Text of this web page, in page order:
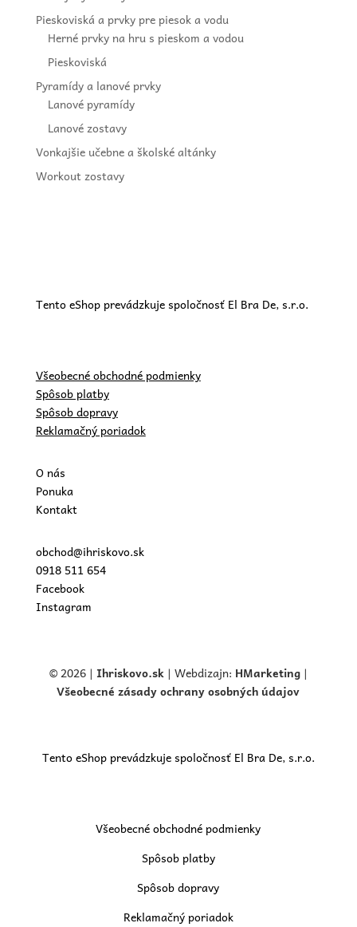
Pieskoviská a prvky pre piesok a vodu
Herné prvky na hru s pieskom a vodou
Pieskoviská
Pyramídy a lanové prvky
Lanové pyramídy
Lanové zostavy
Vonkajšie učebne a školské altánky
Workout zostavy
Tento eShop prevádzkuje spoločnosť El Bra De, s.r.o.
Všeobecné obchodné podmienky
Spôsob platby
Spôsob dopravy
Reklamačný poriadok
O nás
Ponuka
Kontakt
obchod@ihriskovo.sk
0918 511 654
Facebook
Instagram
© 2026 | Ihriskovo.sk| Webdizajn: HMarketing |
Všeobecné zásady ochrany osobných údajov
Tento eShop prevádzkuje spoločnosť El Bra De, s.r.o.
Všeobecné obchodné podmienky
Spôsob platby
Spôsob dopravy
Reklamačný poriadok